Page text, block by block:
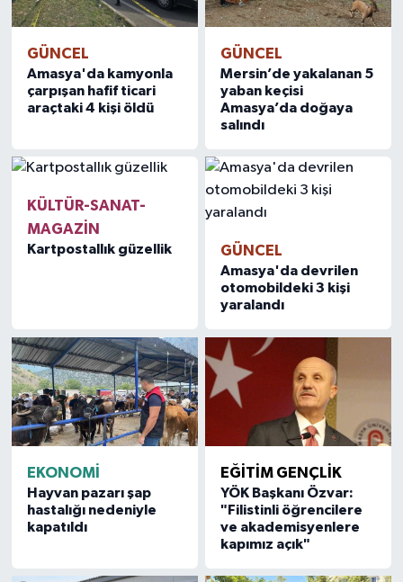
GÜNCEL
Amasya'da kamyonla
çarpışan hafif ticari
araçtaki 4 kişi öldü
GÜNCEL
Mersin’de yakalanan 5
yaban keçisi
Amasya’da doğaya
salındı
KÜLTÜR-SANAT-
MAGAZİN
Kartpostallık güzellik GÜNCEL
Amasya'da devrilen
otomobildeki 3 kişi
yaralandı
EKONOMİ
Hayvan pazarı şap
hastalığı nedeniyle
kapatıldı
EĞİTİM GENÇLİK
YÖK Başkanı Özvar:
"Filistinli öğrencilere
ve akademisyenlere
kapımız açık"